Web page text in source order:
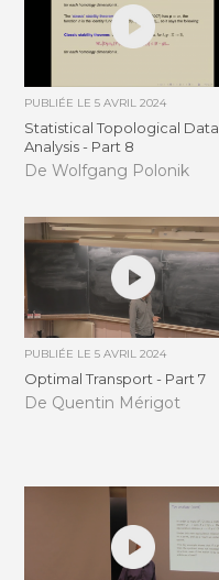
PUBLIÉE LE5 AVRIL 2024
Statistical Topological Data
Analysis - Part 8
De Wolfgang Polonik
PUBLIÉE LE5 AVRIL 2024
Optimal Transport - Part 7
De Quentin Mérigot